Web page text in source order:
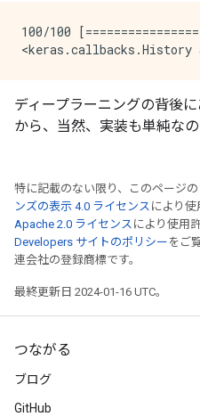
100/100
ディープラーニングの背後
から、当然、実装も単純なの
特に記載のない限り、このページ
ンズの表示 4.0 ライセンス により
Apache 2.0 ライセンス により使用
Developers サイトのポリシー をご
連会社の登録商標です。
最終更新日 2024-01-16 UTC。
つながる
ブログ
GitHub